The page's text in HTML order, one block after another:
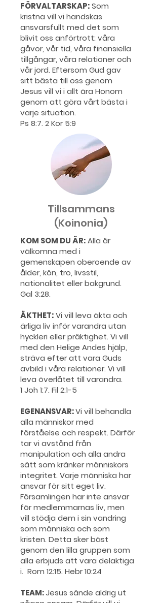
FÖRVALTARSKAP:Som
kristna vill vi handskas
ansvarsfullt med det som
blivit oss anförtrott: våra
gåvor, vår tid, våra finansiella
tillgångar, våra relationer och
vår jord. Eftersom Gud gav
sitt bästa till oss genom
Jesus vill vi i allt ära Honom
genom att göra vårt bästa i
varje situation.
Ps 8:7. 2 Kor 5:9
Tillsammans
(Koinonia)
KOM SOM DU ÄR:Alla är
välkomna med i
gemenskapen oberoende av
ålder, kön, tro, livsstil,
nationalitet eller bakgrund.
Gal 3:28.
ÄKTHET:Vi vill leva äkta och
ärliga liv inför varandra utan
hyckleri eller präktighet. Vi vill
med den Helige Andes hjälp,
sträva efter att vara Guds
avbild i våra relationer. Vi vill
leva överlåtet till varandra.
1 Joh 1:7. Fil 2:1-5
EGENANSVAR:Vi vill behandla
alla människor med
förståelse och respekt. Därför
tar vi avstånd från
manipulation och alla andra
sätt som kränker människors
integritet. Varje människa har
ansvar för sitt eget liv.
Församlingen har inte ansvar
för medlemmarnas liv, men
vill stödja dem i sin vandring
som människa och som
kristen. Detta sker bäst
genom den lilla gruppen som
alla erbjuds att vara delaktiga
i. Rom 12:15. Hebr 10:24
TEAM:Jesus sände aldrig ut